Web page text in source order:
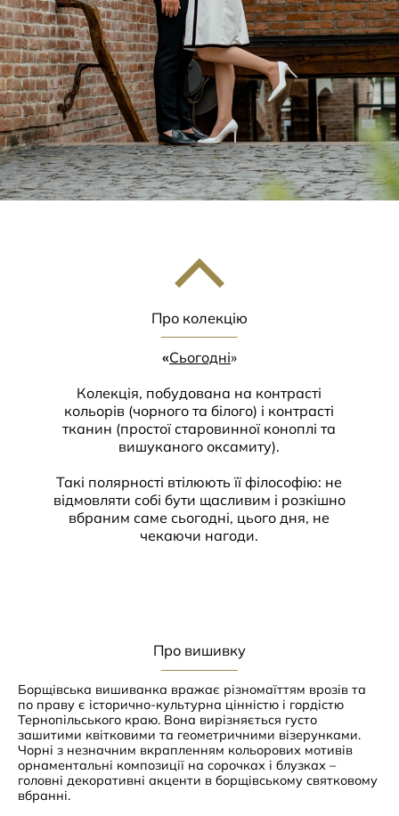
Про колекцію
«Сьогодні»
Колекція, побудована на контрасті
кольорів (чорного та білого) і контрасті
тканин (простої старовинної коноплі та
вишуканого оксамиту).
Такі полярності втілюють її філософію: не
відмовляти собі бути щасливим і розкішно
вбраним саме сьогодні, цього дня, не
чекаючи нагоди.
Про вишивку
Борщівська вишиванка вражає різномаїттям врозів та
по праву є історично-культурна цінністю і гордістю
Тернопільського краю. Вона вирізняється густо
зашитими квітковими та геометричними візерунками.
Чорні з незначним вкрапленням кольорових мотивів
орнаментальні композиції на сорочках і блузках –
головні декоративні акценти в борщівському святковому
вбранні.